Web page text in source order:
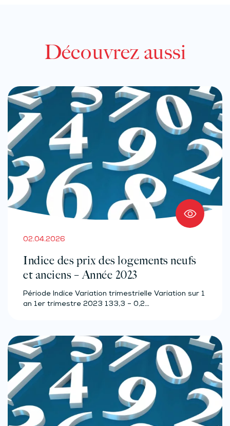
Découvrez aussi
02.04.2026
Indice des prix des logements neufs
et anciens – Année 2023
Période Indice Variation trimestrielle Variation sur 1
an 1er trimestre 2023 133,3 – 0,2…